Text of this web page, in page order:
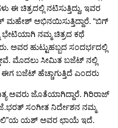
ಈ ಚಿತ್ರದಲ್ಲಿ ನಟಿಸುತ್ತಿದ್ದು, ಇವರ
ಮಹೇಶ್ ಅಭಿನಯಿಸುತ್ತಿದ್ದಾರೆ. “ಬಿಗ್
ಭೇಟಿಯಾಗಿ ನಮ್ಮ ಚಿತ್ರದ ಕಥೆ
ಅವರ ಹುಟ್ಟುಹಬ್ಬದ ಸಂದರ್ಭದಲ್ಲಿ
ಮೊದಲು ಸೀಮಿತ ಬಜೆಟ್ ನಲ್ಲಿ
ಬಜೆಟ್ ಹೆಚ್ಚಾಗುತ್ತಿದೆ ಎಂದರು
ಅವರು ಜೊತೆಯಾಗಿದ್ದಾರೆ. ಗಿರಿರಾಜ್
ಸಂಗೀತ ನಿರ್ದೇಶನ ನಮ್ಮ
ಯಶ್ ಅವರ ಛಾಯೆ ಇದೆ.